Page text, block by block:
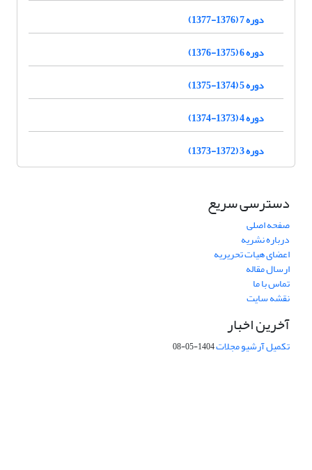
دوره 7 (1376-1377)
دوره 6 (1375-1376)
دوره 5 (1374-1375)
دوره 4 (1373-1374)
دوره 3 (1372-1373)
دسترسی سریع
صفحه اصلی
درباره نشریه
اعضای هیات تحریریه
ارسال مقاله
تماس با ما
نقشه سایت
آخرین اخبار
تکمیل آرشیو مجلات1404-05-08